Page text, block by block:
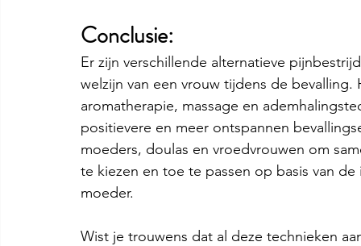
Conclusie:
Er zijn verschillende alternatieve
welzijn van een vrouw tijdens de
aromatherapie, massage en
positievere en meer ontspannen
moeders, doulas en vroedvrouwen om
te kiezen en toe te passen op basis van
moeder.
Wist je trouwens dat al deze technieken